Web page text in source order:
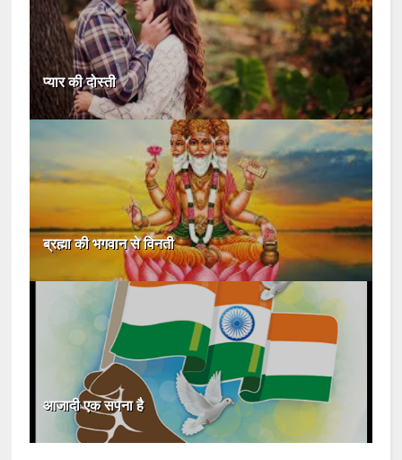
प्यार की दोस्ती
ब्रह्मा की भगवान से विनती
आजादी एक सपना है